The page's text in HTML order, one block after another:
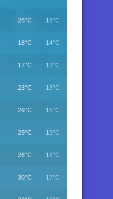
25°C 16°C
18°C 14°C
17°C 13°C
23°C 13°C
29°C 15°C
29°C 19°C
26°C 18°C
30°C 17°C